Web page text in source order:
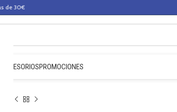
de 30€
ACCESORIOSPROMOCIONES